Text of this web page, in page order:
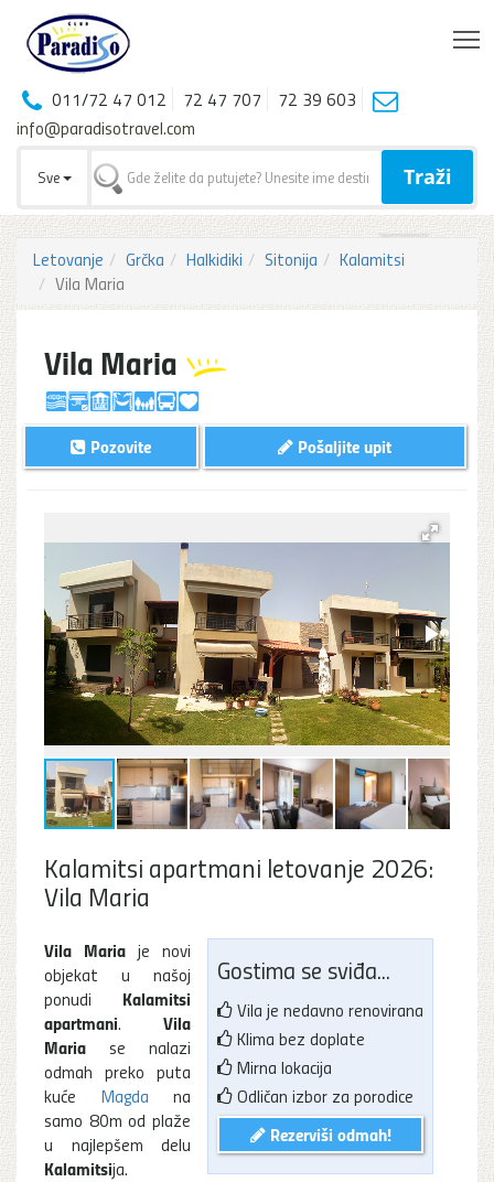
011/72 47 012 72 47 707
72 39 603
info@paradisotravel.com
Sve Traži
Letovanje Grčka Halkidiki Sitonija
Kalamitsi
Vila Maria
Vila Maria
Pošaljite upit
Pozovite
Kalamitsi apartmani letovanje 2026:
Vila Maria
Gostima se sviđa...
Vila je nedavno renovirana
Klima bez doplate
Mirna lokacija
Odličan izbor za porodice
Rezerviši odmah!
Vila Maria je novi
objekat u našoj
ponudi Kalamitsi
apartmani. Vila
Maria se nalazi
odmah preko puta
kuće Magda na
samo 80m od plaže
u najlepšem delu
Kalamitsija.